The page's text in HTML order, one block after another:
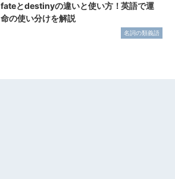
fateとdestinyの違いと使い方！英語で運
命の使い分けを解説
名詞の類義語